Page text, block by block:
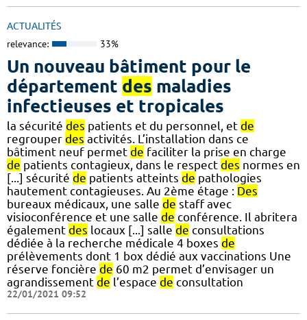
ACTUALITÉS
relevance: 33%
Un nouveau bâtiment pour le
département des maladies
infectieuses et tropicales
la sécurité des patients et du personnel, et de
regrouper des activités. L’installation dans ce
bâtiment neuf permet de faciliter la prise en charge
de patients contagieux, dans le respect des normes en
[...] sécurité de patients atteints de pathologies
hautement contagieuses. Au 2ème étage : Des
bureaux médicaux, une salle de staff avec
visioconférence et une salle de conférence. Il abritera
également des locaux [...] salle de consultations
dédiée à la recherche médicale 4 boxes de
prélèvements dont 1 box dédié aux vaccinations Une
réserve foncière de 60 m2 permet d’envisager un
agrandissement de l’espace de consultation
22/01/2021 09:52